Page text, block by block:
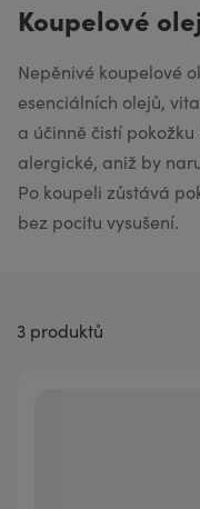
Koupelové
Nepěnivé koupelové
esenciálních olejů,
a účinně čistí
alergické, aniž by
Po koupeli zůstává
bez pocitu vysušení.
3 produktů